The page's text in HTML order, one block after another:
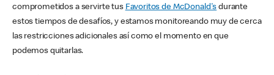
comprometidos a servirte tus Favoritos de McDonald's durante
estos tiempos de desafíos, y estamos monitoreando muy de cerca
las restricciones adicionales así como el momento en que
podemos quitarlas.